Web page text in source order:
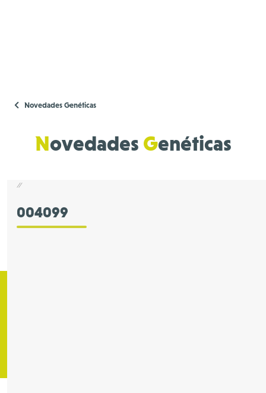
Novedades Genéticas
Novedades Genéticas
//
004099